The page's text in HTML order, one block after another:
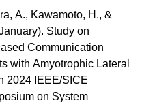
A., Kawamoto, H., &
Study on
Communication
with Amyotrophic Lateral
2024 IEEE/SICE
on System